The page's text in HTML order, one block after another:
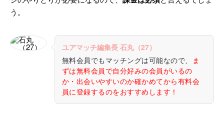
う。
ユアマッチ編集長 石丸（27）
無料会員でもマッチングは可能なので、
ま
ずは無料会員で自分好みの会員がいるの
か・出会いやすいのか確かめてから有料会
員に登録するのをおすすめします！